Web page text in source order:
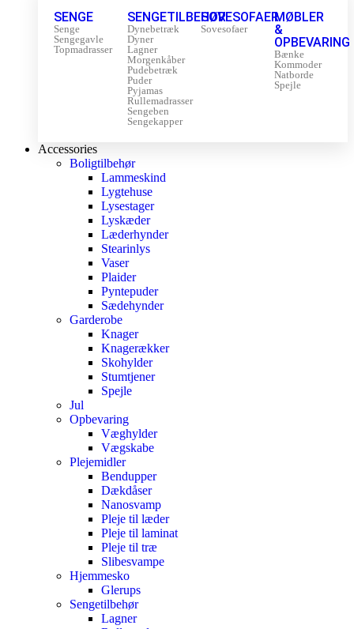
SENGE
Senge
Sengegavle
Topmadrasser
SENGETILBEHØR
Dynebetræk
Dyner
Lagner
Morgenkåber
Pudebetræk
Puder
Pyjamas
Rullemadrasser
Sengeben
Sengekapper
SOVESOFAER
Sovesofaer
MØBLER
&
OPBEVARING
Bænke
Kommoder
Natborde
Spejle
Accessories
Boligtilbehør
Lammeskind
Lygtehuse
Lysestager
Lyskæder
Læderhynder
Stearinlys
Vaser
Plaider
Pyntepuder
Sædehynder
Garderobe
Knager
Knagerækker
Skohylder
Stumtjener
Spejle
Jul
Opbevaring
Væghylder
Vægskabe
Plejemidler
Bendupper
Dækdåser
Nanosvamp
Pleje til læder
Pleje til laminat
Pleje til træ
Slibesvampe
Hjemmesko
Glerups
Sengetilbehør
Lagner